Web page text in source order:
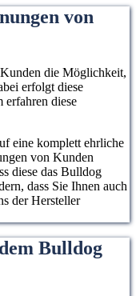
von
die Möglichkeit,
erfolgt diese
erfahren diese
eine komplett ehrliche
von Kunden
diese das Bulldog
dass Sie Ihnen auch
der Hersteller
Bulldog